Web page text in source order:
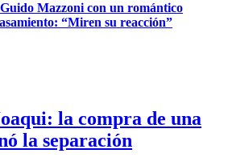
Mazzoni con un romántico
“Miren su reacción”
la compra de una
la separación